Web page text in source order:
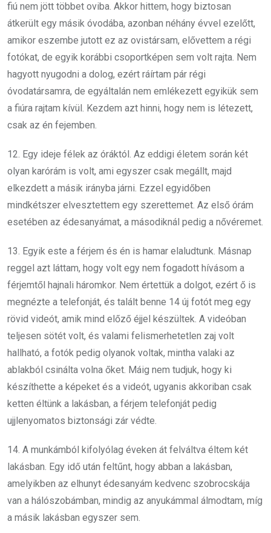
fiú nem jött többet oviba. Akkor hittem, hogy biztosan
átkerült egy másik óvodába, azonban néhány évvel ezelőtt,
amikor eszembe jutott ez az ovistársam, elővettem a régi
fotókat, de egyik korábbi csoportképen sem volt rajta. Nem
hagyott nyugodni a dolog, ezért ráírtam pár régi
óvodatársamra, de egyáltalán nem emlékezett egyikük sem
a fiúra rajtam kívül. Kezdem azt hinni, hogy nem is létezett,
csak az én fejemben.
12. Egy ideje félek az óráktól. Az eddigi életem során két
olyan karórám is volt, ami egyszer csak megállt, majd
elkezdett a másik irányba járni. Ezzel egyidőben
mindkétszer elvesztettem egy szerettemet. Az első órám
esetében az édesanyámat, a másodiknál pedig a nővéremet.
13. Egyik este a férjem és én is hamar elaludtunk. Másnap
reggel azt láttam, hogy volt egy nem fogadott hívásom a
férjemtől hajnali háromkor. Nem értettük a dolgot, ezért ő is
megnézte a telefonját, és talált benne 14 új fotót meg egy
rövid videót, amik mind előző éjjel készültek. A videóban
teljesen sötét volt, és valami felismerhetetlen zaj volt
hallható, a fotók pedig olyanok voltak, mintha valaki az
ablakból csinálta volna őket. Máig nem tudjuk, hogy ki
készíthette a képeket és a videót, ugyanis akkoriban csak
ketten éltünk a lakásban, a férjem telefonját pedig
ujjlenyomatos biztonsági zár védte.
14. A munkámból kifolyólag éveken át felváltva éltem két
lakásban. Egy idő után feltűnt, hogy abban a lakásban,
amelyikben az elhunyt édesanyám kedvenc szobrocskája
van a hálószobámban, mindig az anyukámmal álmodtam, míg
a másik lakásban egyszer sem.